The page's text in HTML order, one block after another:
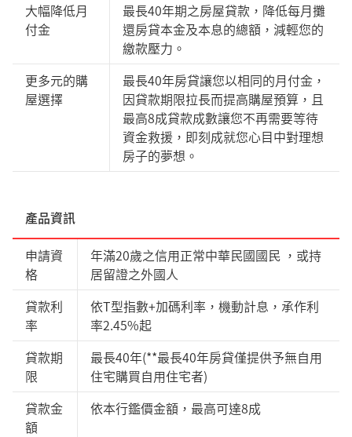
大幅降低月
付金
最長40年期之房屋貸款，降低每月攤
還房貸本金及本息的總額，減輕您的
繳款壓力。
更多元的購
屋選擇
最長40年房貸讓您以相同的月付金，
因貸款期限拉長而提高購屋預算，且
最高8成貸款成數讓您不再需要等待
資金救援，即刻成就您心目中對理想
房子的夢想。
產品資訊
申請資
格
年滿20歲之信用正常中華民國國民 ，或持
居留證之外國人
貸款利
率
依T型指數+加碼利率，機動計息，承作利
率2.45%起
貸款期
限
最長40年(**最長40年房貸僅提供予無自用
住宅購買自用住宅者)
貸款金
額
依本行鑑價金額，最高可達8成